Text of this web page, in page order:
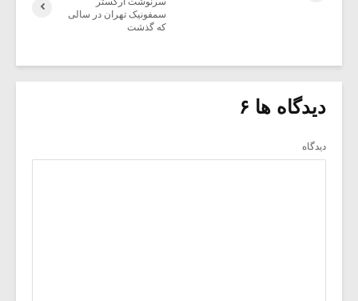
سمفونیک تهران در سالی
که گذشت
دیدگاه ها ۶
دیدگاه